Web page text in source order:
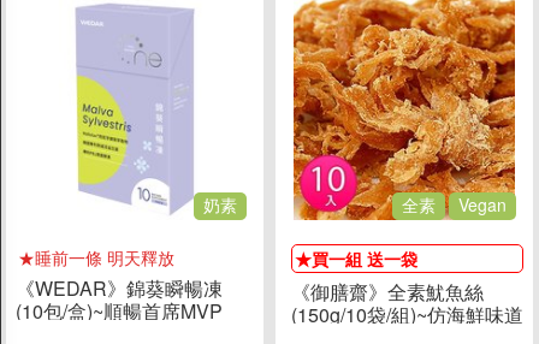
品牌故事
素食分類說明
隱私權聲明
訂單/配送進度查詢
運費如何計算
奶素
★睡前一條 明天釋放
《WEDAR》錦葵瞬暢凍
(10包/盒)~順暢首席MVP
全素 Vegan
★買一組 送一袋
《御膳齋》全素魷魚絲
(150g/10袋/組)~仿海鮮味道